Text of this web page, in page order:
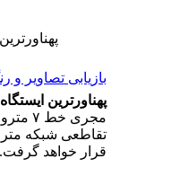
بازیابی تصاویر و
پهناورترین
مجری
قرار خواهد گرفت.